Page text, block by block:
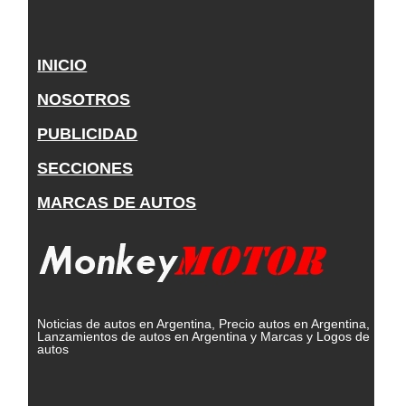
INICIO
NOSOTROS
PUBLICIDAD
SECCIONES
MARCAS DE AUTOS
Noticias de autos en Argentina, Precio autos en Argentina,
Lanzamientos de autos en Argentina y Marcas y Logos de
autos